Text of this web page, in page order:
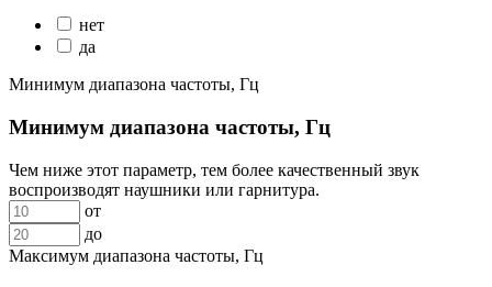
нет
да
Минимум диапазона частоты, Гц
Минимум диапазона частоты, Гц
Чем ниже этот параметр, тем более качественный звук
воспроизводят наушники или гарнитура.
от
до
Максимум диапазона частоты, Гц